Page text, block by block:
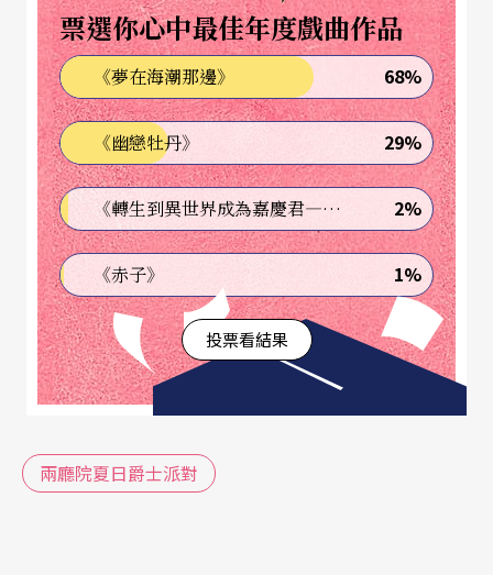
票選你心中最佳年度戲曲作品
《夢在海潮那邊》 68%
《幽戀牡丹》 29%
《轉生到異世界成為嘉慶君—發現我的祖先是詐騙集團!?》 2%
《赤子》 1%
投票看結果
兩廳院夏日爵士派對